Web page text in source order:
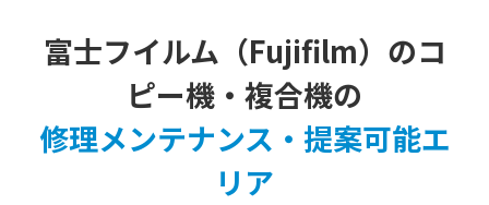
富士フイルム（Fujifilm）のコ
ピー機・複合機の
修理メンテナンス・提案可能エ
リア